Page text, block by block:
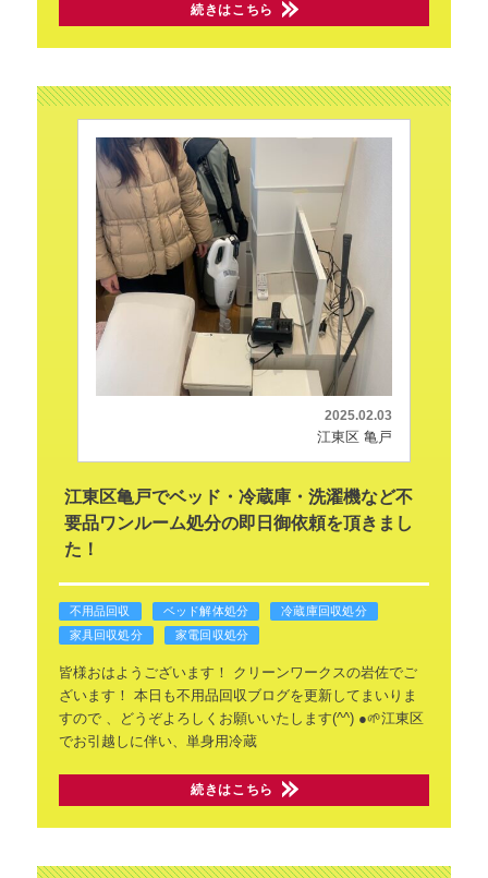
続きはこちら
2025.02.03
江東区 亀戸
江東区亀戸でベッド・冷蔵庫・洗濯機など不
要品ワンルーム処分の即日御依頼を頂きまし
た！
不用品回収 ベッド解体処分
冷蔵庫回収処分
家具回収処分
家電回収処分
皆様おはようございます！
クリーンワークスの岩佐でご
ざいます！ 本日も不用品回収ブログを更新してまいりま
すので、どうぞよろしくお願いいたします(^^) ●🌱江東区
でお引越しに伴い、単身用冷蔵
続きはこちら